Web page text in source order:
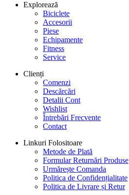
Explorează
Biciclete
Accesorii
Piese
Echipamente
Fitness
Service
Clienți
Comenzi
Descărcări
Detalii Cont
Wishlist
Întrebări Frecvente
Contact
Linkuri Folositoare
Metode de Plată
Formular Returnări Produse
Urmărește Comanda
Politica de Confidențialitate
Politica de Livrare și Retur